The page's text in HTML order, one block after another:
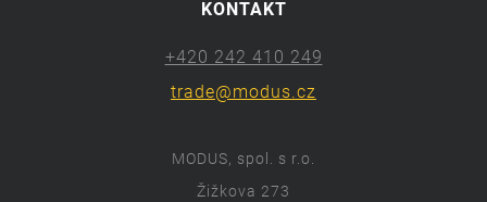
KONTAKT
+420 242 410 249
trade@modus.cz
MODUS, spol. s r.o.
Žižkova 273